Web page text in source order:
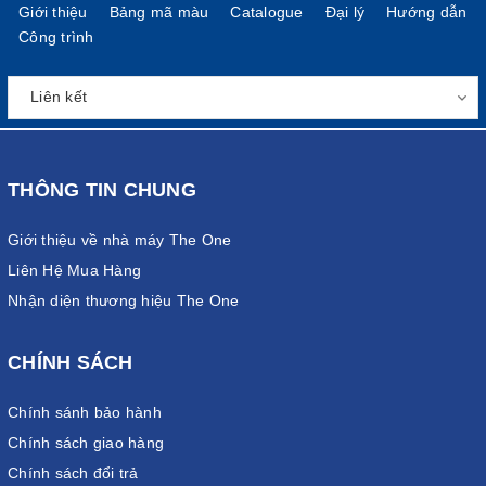
Đa dạng mẫu mã
Một đặc điểm nổi bật khác của ghế nhựa cao chính là thiết kế
Giới thiệu Bảng mã màu Catalogue Đại lý
Hướng dẫn
Công trình
THÔNG TIN CHUNG
Giới thiệu về nhà máy The One
Liên Hệ Mua Hàng
Nhận diện thương hiệu The One
CHÍNH SÁCH
Chính sánh bảo hành
Chính sách giao hàng
Chính sách đổi trả